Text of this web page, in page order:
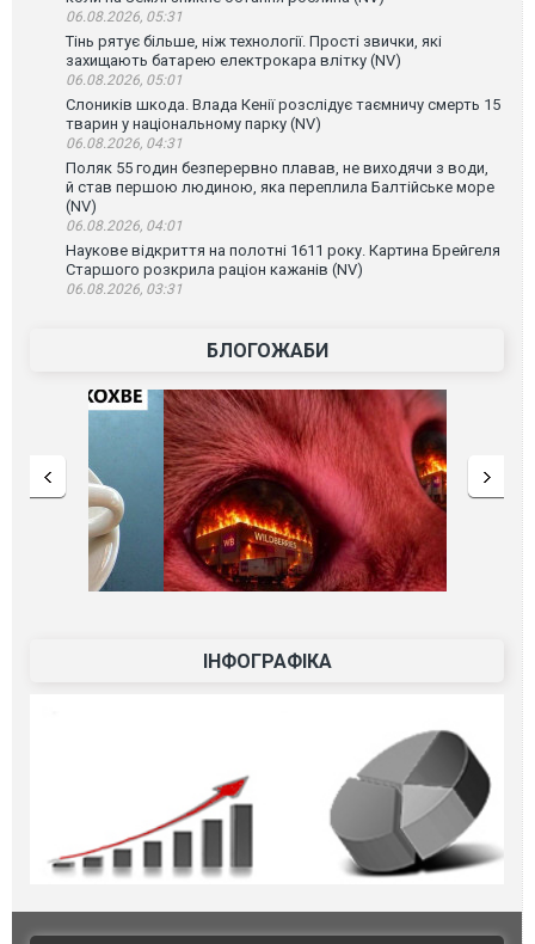
06.08.2026, 05:31
Тінь рятує більше, ніж технології. Прості звички, які
захищають батарею електрокара влітку (NV)
06.08.2026, 05:01
Слоників шкода. Влада Кенії розслідує таємничу смерть 15
тварин у національному парку (NV)
06.08.2026, 04:31
Поляк 55 годин безперервно плавав, не виходячи з води,
й став першою людиною, яка переплила Балтійське море
(NV)
06.08.2026, 04:01
Наукове відкриття на полотні 1611 року. Картина Брейгеля
Старшого розкрила раціон кажанів (NV)
06.08.2026, 03:31
БЛОГОЖАБИ
ІНФОГРАФІКА